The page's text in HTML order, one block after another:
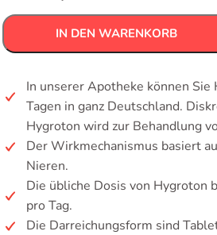
IN DEN WARENKORB
In unserer Apotheke können
Tagen in ganz Deutschland.
Hygroton wird zur Behandlung
Der Wirkmechanismus basiert
Nieren.
Die übliche Dosis von Hygroton
pro Tag.
Die Darreichungsform sind